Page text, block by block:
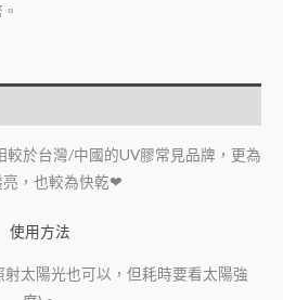
較於台灣/中國的UV膠常見品牌，更為
亮，也較為快乾❤
使用方法
太陽光也可以，但耗時要看太陽強